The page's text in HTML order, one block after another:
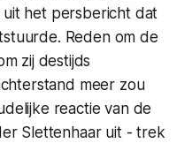
het persbericht dat
Reden om de
zij destijds
meer zou
reactie van de
Slettenhaar uit - trek